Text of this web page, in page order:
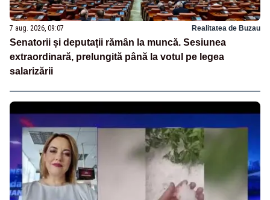
7 aug. 2026, 09:07 Realitatea de Buzau
Senatorii și deputații rămân la muncă. Sesiunea
extraordinară, prelungită până la votul pe legea
salarizării